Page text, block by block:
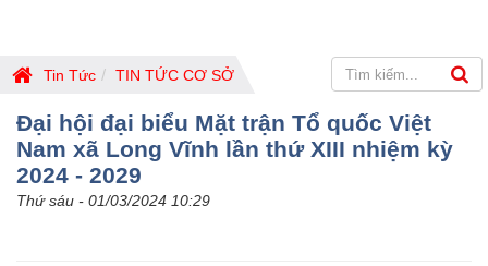
Tin Tức TIN TỨC CƠ SỞ
Đại hội đại biểu Mặt trận Tổ quốc Việt
Nam xã Long Vĩnh lần thứ XIII nhiệm kỳ
2024 - 2029
Thứ sáu - 01/03/2024 10:29